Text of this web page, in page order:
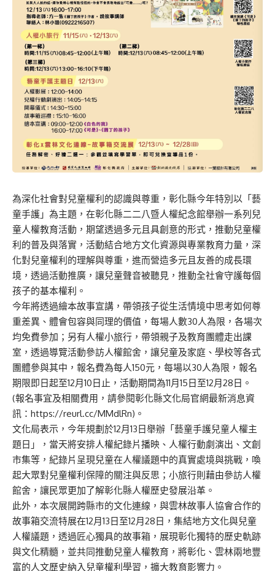
為深化社會對兒童權利的認識與尊重，彰化縣今年特別以「藝
童手護」為主題，在彰化縣二二八暨人權紀念館舉辦一系列兒
童人權教育活動，期望透過多元且具創意的形式，推動兒童權
利的普及與落實，活動結合地方文化資源與專業教育力量，深
化對兒童權利的理解與尊重，進而營造多元且友善的成長環
境，透過活動推廣，讓兒童聲音被聽見，推動全社會守護每個
孩子的基本權利。
今年將透過繪本故事宣講，帶領孩子從生活情境中思考如何尊
重差異、體會包容與同理的價值，每場人數30人為限，各場次
均免費參加；另有人權小旅行，帶領親子及教育團體走出課
室，透過導覽活動參訪人權館舍，讓兒童及家庭、學校等各式
團體參與其中，報名費為每人150元，每場以30人為限，報名
期限即日起至12月10日止，活動期間為11月15日至12月28日。
(報名事宜及相關費用，請參閱彰化縣文化局官網最新消息資
訊：https://reurl.cc/MMdlRn)。
文化局表示，今年規劃於12月13日舉辦「藝童手護兒童人權主
題日」，當天將安排人權紀錄片播映、人權行動劇演出、文創
市集等，紀錄片呈現兒童在人權議題中的真實處境與挑戰，喚
起大眾對兒童權利保障的關注與反思；小旅行則藉由參訪人權
館舍，讓民眾更加了解彰化縣人權歷史發展沿革。
此外，本次展開跨縣市的文化連線，與雲林故事人協會合作的
故事箱交流特展在12月13日至12月28日，集結地方文化與兒童
人權議題，透過匠心獨具的故事箱，展現彰化獨特的歷史軌跡
與文化精髓，並共同推動兒童人權教育，將彰化、雲林兩地豐
富的人文歷史納入兒童權利學習，擴大教育影響力。